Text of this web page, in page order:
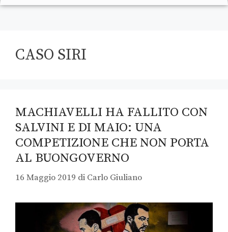
CASO SIRI
MACHIAVELLI HA FALLITO CON
SALVINI E DI MAIO: UNA
COMPETIZIONE CHE NON PORTA
AL BUONGOVERNO
16 Maggio 2019 di Carlo Giuliano